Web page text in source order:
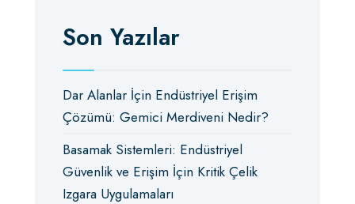
Son Yazılar
Dar Alanlar İçin Endüstriyel Erişim
Çözümü: Gemici Merdiveni Nedir?
Basamak Sistemleri: Endüstriyel
Güvenlik ve Erişim İçin Kritik Çelik
Izgara Uygulamaları